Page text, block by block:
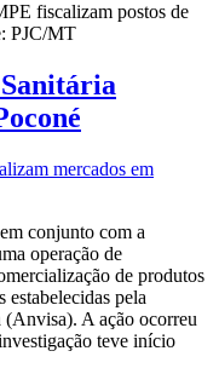
fiscalizam postos de
PJC/MT
conjunto com a
operação de
de produtos
estabelecidas pela
A ação ocorreu
teve início